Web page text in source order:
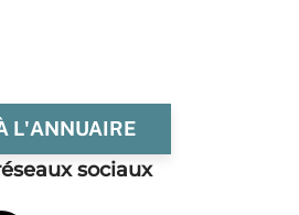
L'ANNUAIRE
sociaux